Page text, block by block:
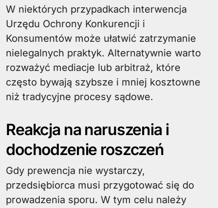
W niektórych przypadkach interwencja
Urzędu Ochrony Konkurencji i
Konsumentów może ułatwić zatrzymanie
nielegalnych praktyk. Alternatywnie warto
rozważyć mediacje lub arbitraż, które
często bywają szybsze i mniej kosztowne
niż tradycyjne procesy sądowe.
Reakcja na naruszenia i
dochodzenie roszczeń
Gdy prewencja nie wystarczy,
przedsiębiorca musi przygotować się do
prowadzenia sporu. W tym celu należy